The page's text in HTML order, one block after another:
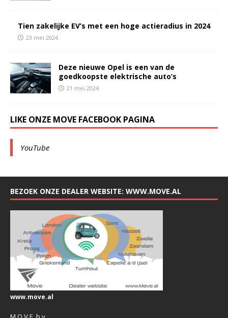
Tien zakelijke EV’s met een hoge actieradius in 2024
23 mei 2024
Deze nieuwe Opel is een van de
goedkoopste elektrische auto’s
21 mei 2024
LIKE ONZE MOVE FACEBOOK PAGINA
YouTube
BEZOEK ONZE DEALER WEBSITE: WWW.MOVE.AL
www.move.al